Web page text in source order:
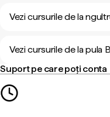
Vezi cursurile de la
Vezi cursurile de la pula
Suport pe care poți conta